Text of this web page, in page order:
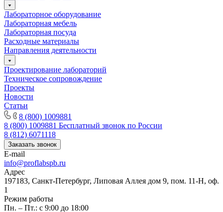
Лабораторное оборудование
Лабораторная мебель
Лабораторная посуда
Расходные материалы
Направления деятельности
Проектирование лабораторий
Техническое сопровождение
Проекты
Новости
Статьи
8 (800) 1009881
8 (800) 1009881 Бесплатный звонок по России
8 (812) 6071118
Заказать звонок
E-mail
info@proflabspb.ru
Адрес
197183, Санкт-Петербург, Липовая Аллея дом 9, пом. 11-Н, оф.
1
Режим работы
Пн. – Пт.: с 9:00 до 18:00